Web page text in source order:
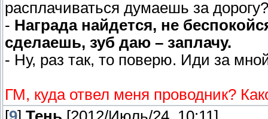
расплачиваться думаешь за дорогу?
- Награда найдется, не
сделаешь, зуб даю – заплачу.
- Ну, раз так, то поверю. Иди за
ГМ, куда отвел меня проводник?